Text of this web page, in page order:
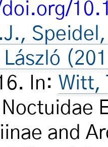
László
In: Witt,
and